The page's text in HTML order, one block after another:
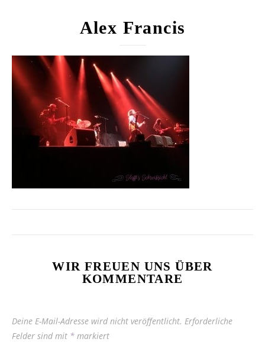
Alex Francis
WIR FREUEN UNS ÜBER
KOMMENTARE
Deine E-Mail-Adresse wird nicht veröffentlicht. Erforderliche
Felder sind mit * markiert